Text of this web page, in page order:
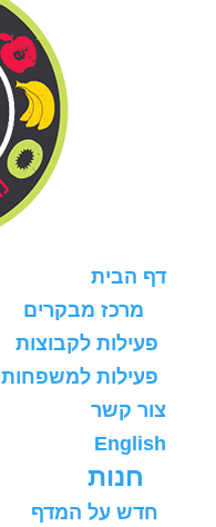
דף הבית
מרכז מבקרים
פעילות לקבוצות
פעילות למשפחות
צור קשר
English
חנות
חדש על המדף